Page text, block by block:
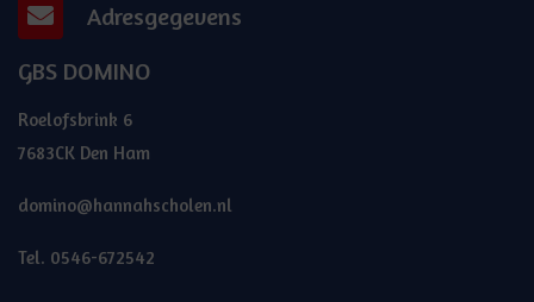
Adresgegevens
GBS DOMINO
Roelofsbrink 6
7683CK Den Ham
domino@hannahscholen.nl
Tel. 0546-672542